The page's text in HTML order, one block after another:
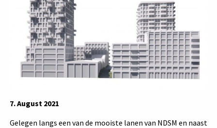
7. August 2021
Gelegen langs een van de mooiste lanen van NDSM en naast